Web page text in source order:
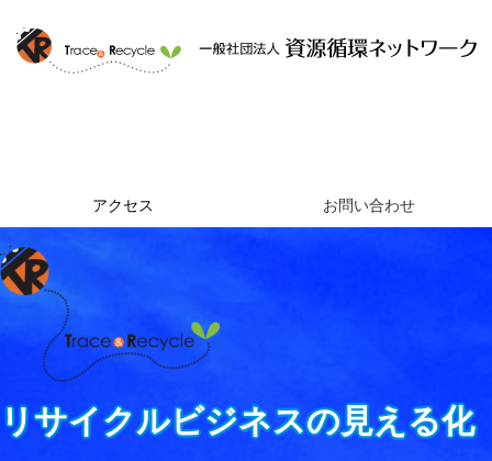
アクセス お問い合わせ
リサイクルビジネスの見える化